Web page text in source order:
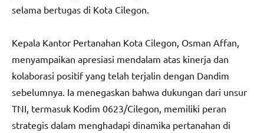
selama bertugas di Kota Cilegon.
Kepala Kantor Pertanahan Kota Cilegon, Osman Affan,
menyampaikan apresiasi mendalam atas kinerja dan
kolaborasi positif yang telah terjalin dengan Dandim
sebelumnya. Ia menegaskan bahwa dukungan dari unsur
TNI, termasuk Kodim 0623/Cilegon, memiliki peran
strategis dalam menghadapi dinamika pertanahan di